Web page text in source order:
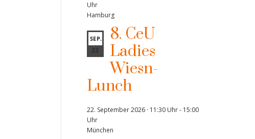
Uhr
Hamburg
SEP.
22
8. CeU
Ladies
Wiesn-
Lunch
22. September 2026 · 11:30 Uhr- 15:00
Uhr
München